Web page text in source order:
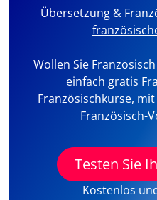
Übersetzung &
Wollen Sie
einfach gratis
Französischkurse,
Französisch-
Testen Sie
Kostenlos